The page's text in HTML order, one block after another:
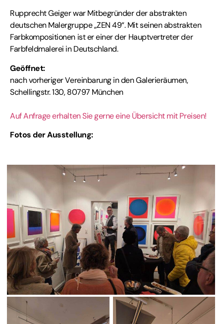
Rupprecht Geiger war Mitbegründer der abstrakten
deutschen Malergruppe „ZEN 49“. Mit seinen abstrakten
Farbkompositionen ist er einer der Hauptvertreter der
Farbfeldmalerei in Deutschland.
Geöffnet:
nach vorheriger Vereinbarung in den Galerieräumen,
Schellingstr. 130, 80797 München
Auf Anfrage erhalten Sie gerne eine Übersicht mit Preisen!
Fotos der Ausstellung: